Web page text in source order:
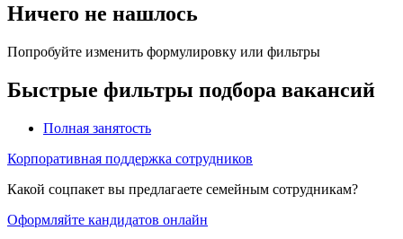
Ничего не нашлось
Попробуйте изменить формулировку или фильтры
Быстрые фильтры подбора вакансий
Полная занятость
Корпоративная поддержка сотрудников
Какой соцпакет вы предлагаете семейным сотрудникам?
Оформляйте кандидатов онлайн